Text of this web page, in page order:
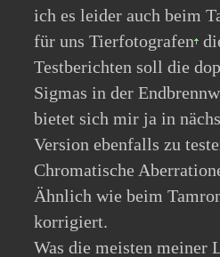
ich es leider auch beim
für uns Tierfotografen
Testberichten soll die
Sigmas in der
bietet sich mir ja in
Version ebenfalls zu
Chromatische
Ähnlich wie beim
korrigiert.
Was die meisten meiner